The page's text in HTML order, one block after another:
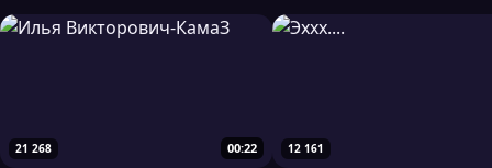
00:22
21 268 12 161